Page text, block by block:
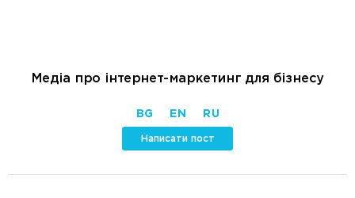
Медіа про інтернет-маркетинг для бізнесу
BG EN RU
Написати пост